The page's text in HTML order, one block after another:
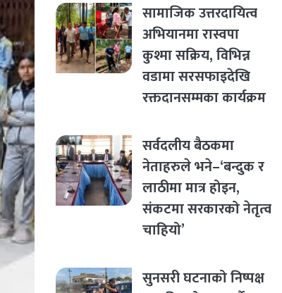
सामाजिक उत्तरदायित्व
अभियानमा रास्वपा
कुश्मा सक्रिय, विभिन्न
वडामा सरसफाइदेखि
रक्तदानसम्मका कार्यक्रम
सर्वदलीय बैठकमा
नेताहरुले भने–‘बन्दुक र
लाठीमा मात्र होइन,
संकटमा सरकारको नेतृत्व
चाहियो’
सुनसरी घटनाको निष्पक्ष